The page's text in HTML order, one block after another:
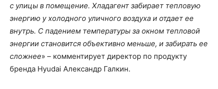
с улицы в помещение. Хладагент забирает тепловую
энергию у холодного уличного воздуха и отдает ее
внутрь. С падением температуры за окном тепловой
энергии становится объективно меньше, и забирать ее
сложнее» – комментирует директор по продукту
бренда Hyudai Александр Галкин.